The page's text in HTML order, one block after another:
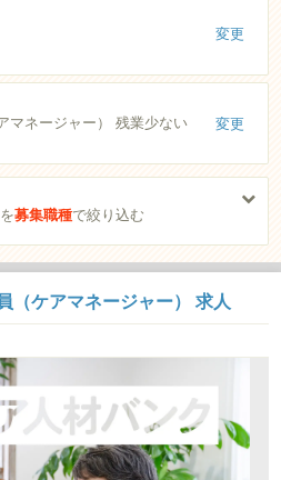
変更
マネージャー） 残業少ない 変更
募集職種で絞り込む
（ケアマネージャー） 求人